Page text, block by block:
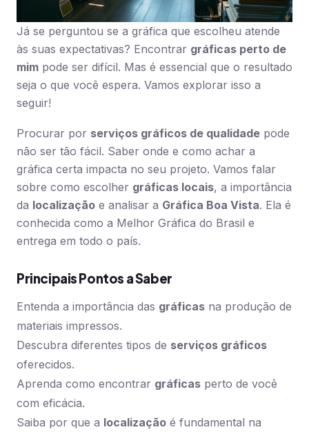
Já se perguntou se a gráfica que escolheu atende
às suas expectativas? Encontrar gráficas perto de
mim pode ser difícil. Mas é essencial que o resultado
seja o que você espera. Vamos explorar isso a
seguir!
Procurar por serviços gráficos de qualidade pode
não ser tão fácil. Saber onde e como achar a
gráfica certa impacta no seu projeto. Vamos falar
sobre como escolher gráficas locais, a importância
da localização e analisar a Gráfica Boa Vista. Ela é
conhecida como a Melhor Gráfica do Brasil e
entrega em todo o país.
Principais Pontos a Saber
Entenda a importância das gráficas na produção de
materiais impressos.
Descubra diferentes tipos de serviços gráficos
oferecidos.
Aprenda como encontrar gráficas perto de você
com eficácia.
Saiba por que a localização é fundamental na